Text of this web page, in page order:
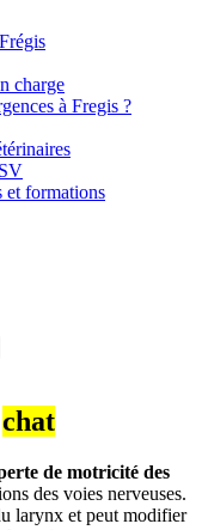
charge
à Fregis ?
et formations
chat
de motricité des
des voies nerveuses.
larynx et peut modifier